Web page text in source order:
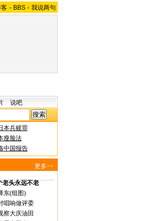
- BBS - 我说两句
说吧
本兵赎罪
瘦脸法
中国报告
更多>>
老头永远不老
东(组图)
唱响做评委
察大庆油田